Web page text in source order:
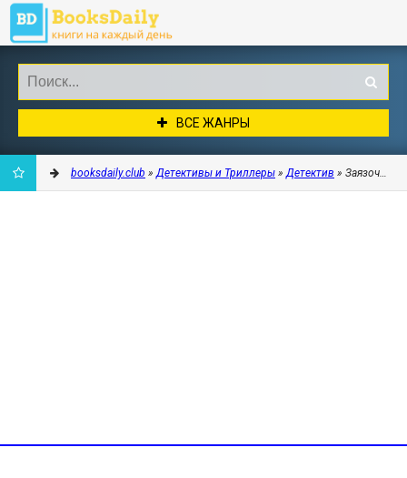
ВСЕ ЖАНРЫ
booksdaily.club »Детективы и Триллеры »Детектив » Заязочка -